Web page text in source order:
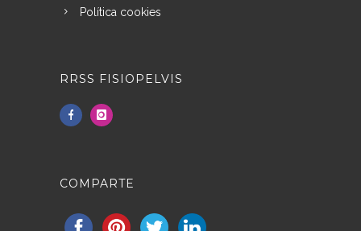
Política cookies
RRSS FISIOPELVIS
COMPARTE